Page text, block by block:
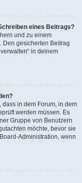
eines Beitrags?
und zu einem
Den gesicherten Beitrag
in deinem
in dem Forum, in dem
werden müssen. Es
Gruppe von Benutzern
möchte, bevor sie
Administration, wenn